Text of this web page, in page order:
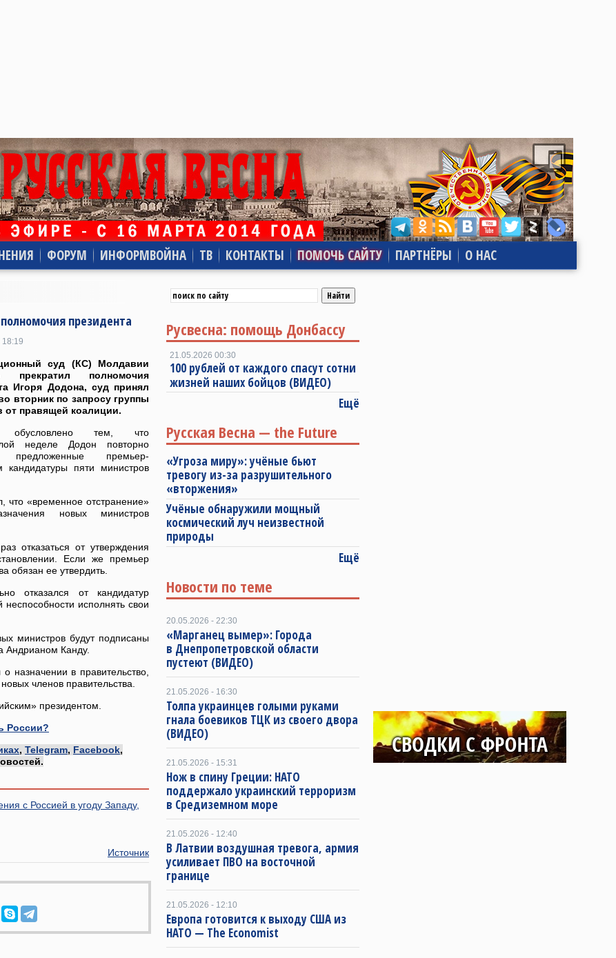
ФОРУМ ИНФОРМВОЙНА ТВ КОНТАКТЫ ПОМОЧЬ САЙТУ ПАРТНЁРЫ О НАС
президента
18:19
суд (КС) Молдавии
прекратил полномочия
Игоря Додона, суд принял
вторник по запросу группы
от правящей коалиции.
обусловлено тем, что
неделе Додон повторно
предложенные премьер-
кандидатуры пяти министров
что «временное отстранение»
новых министров
отказаться от утверждения
Если же премьер
обязан ее утвердить.
отказался от кандидатур
исполнять свои
министров будут подписаны
Андрианом Канду.
назначении в правительство,
членов правительства.
президентом.
России?
, Telegram, Facebook,
с Россией в угоду Западу,
Источник
Русвесна: помощь Донбассу
21.05.2026 00:30
100 рублей от каждого спасут сотни
жизней наших бойцов (ВИДЕО)
Ещё
Русская Весна — the Future
«Угроза миру»: учёные бьют
тревогу из-за разрушительного
«вторжения»
Учёные обнаружили мощный
космический луч неизвестной
природы
Ещё
Новости по теме
20.05.2026 - 22:30
«Марганец вымер»: Города
в Днепропетровской области
пустеют (ВИДЕО)
21.05.2026 - 16:30
Толпа украинцев голыми руками
гнала боевиков ТЦК из своего двора
(ВИДЕО)
21.05.2026 - 15:31
Нож в спину Греции: НАТО
поддержало украинский терроризм
в Средиземном море
21.05.2026 - 12:40
В Латвии воздушная тревога, армия
усиливает ПВО на восточной
границе
21.05.2026 - 12:10
Европа готовится к выходу США из
НАТО — The Economist